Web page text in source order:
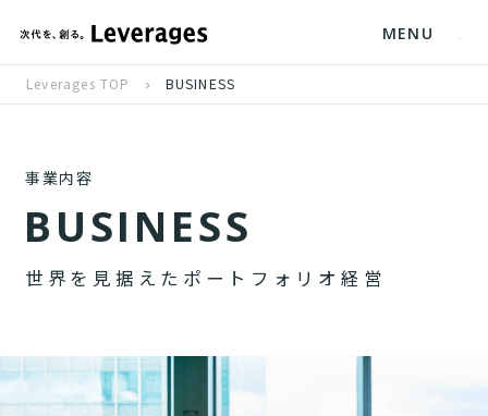
MENU
Leverages TOP BUSINESS
事業内容
BUSINESS
世 界 を 見 据 え た ポ ー ト フ ォ リ オ 経 営